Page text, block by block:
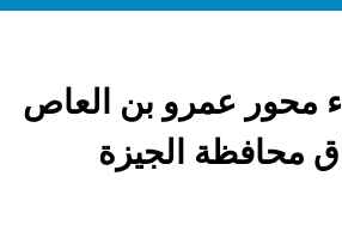
محور عمرو بن العاص
محافظة الجيزة